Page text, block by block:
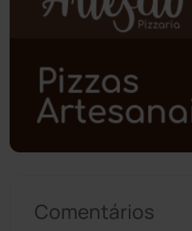
Polícia Civil
Polícia Militar
Política
Presidente Jânio Qu...
Comentários